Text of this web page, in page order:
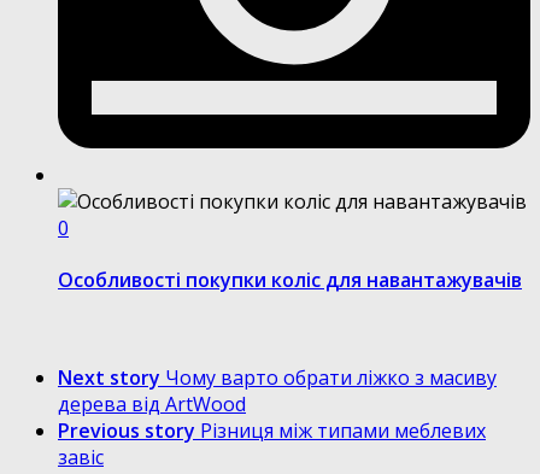
0
Особливості покупки коліс для навантажувачів
Next story Чому варто обрати ліжко з масиву
дерева від ArtWood
Previous story Різниця між типами меблевих
завіс